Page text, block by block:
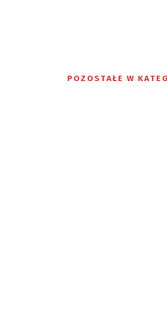
POZOSTAŁE W